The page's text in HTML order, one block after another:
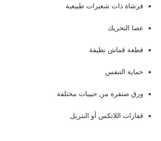
فرشاة ذات شعيرات طبيعية
عصا التحريك
قطعة قماش نظيفة
حماية التنفس
ورق صنفرة من حبيبات مختلفة
قفازات اللاتكس أو النتريل